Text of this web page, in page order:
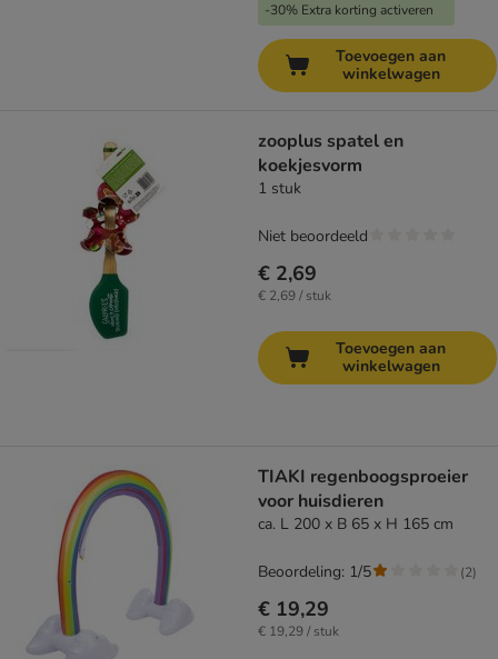
-30% Extra korting activeren
Toevoegen aan
winkelwagen
zooplus spatel en
koekjesvorm
1 stuk
€ 2,69
€ 2,69 / stuk
Niet beoordeeld
Toevoegen aan
winkelwagen
TIAKI regenboogsproeier
voor huisdieren
ca. L 200 x B 65 x H 165 cm
€ 19,29
€ 19,29 / stuk
Beoordeling: 1/5 (2)